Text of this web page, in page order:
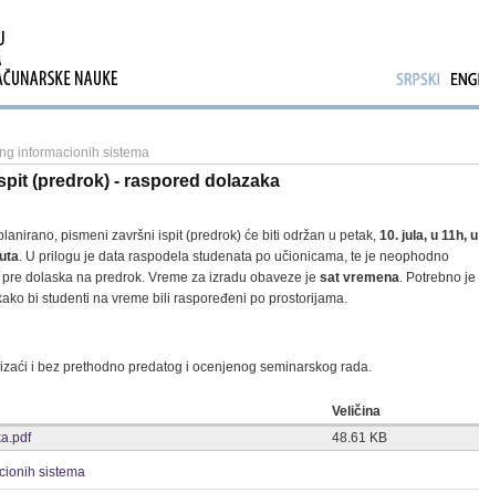
informacionih sistema
(predrok) - raspored dolazaka
pismeni završni ispit (predrok) će biti održan u petak, 10. jula, u 11h, u
. U prilogu je data raspodela studenata po učionicama, te je neophodno
dolaska na predrok. Vreme za izradu obaveze je sat vremena. Potrebno je
bi studenti na vreme bili raspoređeni po prostorijama.
i bez prethodno predatog i ocenjenog seminarskog rada.
Veličina
48.61 KB
sistema